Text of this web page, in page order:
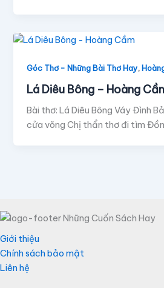
Góc Thơ - Những Bài Thơ Hay,
Lá Diêu Bông – Hoàng
Bài thơ: Lá Diêu Bông Váy Đình
cửa võng Chị thẩn thơ đi tìm
Giới thiệu
Chính sách bảo mật
Liên hệ